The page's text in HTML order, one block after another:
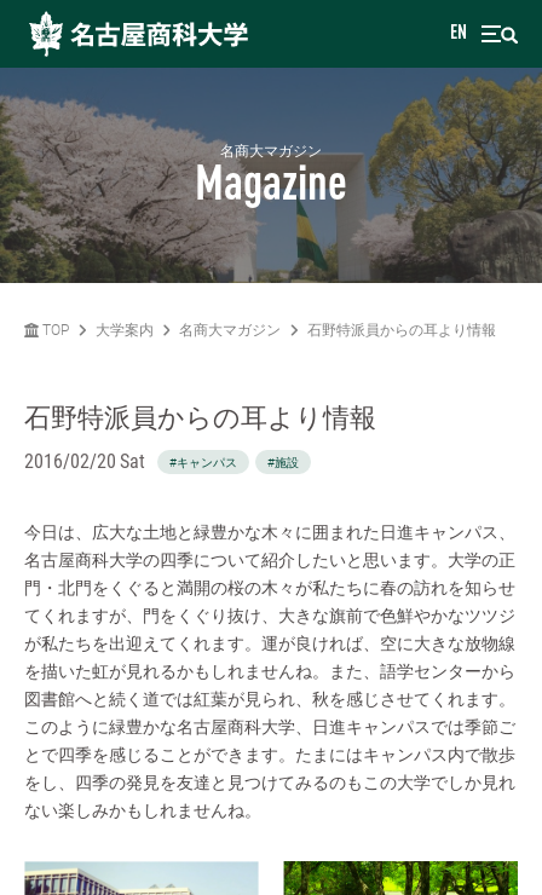
EN
名商大マガジン
Magazine
TOP 大学案内 名商大マガジン 石野特派員からの耳より情報
石野特派員からの耳より情報
2016/02/20 Sat #キャンパス #施設
今日は、広大な土地と緑豊かな木々に囲まれた日進キャンパス、
名古屋商科大学の四季について紹介したいと思います。大学の正
門・北門をくぐると満開の桜の木々が私たちに春の訪れを知らせ
てくれますが、門をくぐり抜け、大きな旗前で色鮮やかなツツジ
が私たちを出迎えてくれます。運が良ければ、空に大きな放物線
を描いた虹が見れるかもしれませんね。また、語学センターから
図書館へと続く道では紅葉が見られ、秋を感じさせてくれます。
このように緑豊かな名古屋商科大学、日進キャンパスでは季節ご
とで四季を感じることができます。たまにはキャンパス内で散歩
をし、四季の発見を友達と見つけてみるのもこの大学でしか見れ
ない楽しみかもしれませんね。